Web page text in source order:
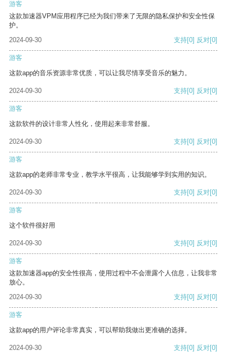
游客
这款加速器VPM应用程序已经为我们带来了无限的隐私保护和安全性保
护。
2024-09-30
支持[0] 反对[0]
游客
这款app的音乐资源非常优质，可以让我尽情享受音乐的魅力。
2024-09-30 支持[0] 反对[0]
游客
这款软件的设计非常人性化，使用起来非常舒服。
2024-09-30 支持[0] 反对[0]
游客
这款app的老师非常专业，教学水平很高，让我能够学到实用的知识。
2024-09-30 支持[0] 反对[0]
游客
这个软件很好用
2024-09-30 支持[0] 反对[0]
游客
这款加速器app的安全性很高，使用过程中不会泄露个人信息，让我非常
放心。
2024-09-30
支持[0] 反对[0]
游客
这款app的用户评论非常真实，可以帮助我做出更准确的选择。
2024-09-30 支持[0] 反对[0]